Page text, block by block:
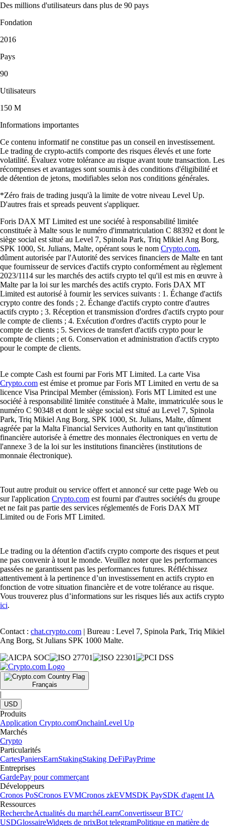
Des millions d'utilisateurs dans plus de 90 pays
Fondation
2016
Pays
90
Utilisateurs
150 M
Informations importantes
Ce contenu informatif ne constitue pas un conseil en investissement.
Le trading de crypto-actifs comporte des risques élevés et une forte
volatilité. Évaluez votre tolérance au risque avant toute transaction. Les
récompenses et avantages sont soumis à des conditions d'éligibilité et
de détention de jetons, modifiables selon nos conditions générales.
*Zéro frais de trading jusqu'à la limite de votre niveau Level Up.
D'autres frais et spreads peuvent s'appliquer.
Foris DAX MT Limited est une société à responsabilité limitée
constituée à Malte sous le numéro d'immatriculation C 88392 et dont le
siège social est situé au Level 7, Spinola Park, Triq Mikiel Ang Borg,
SPK 1000, St. Julians, Malte, opérant sous le nom Crypto.com,
dûment autorisée par l'Autorité des services financiers de Malte en tant
que fournisseur de services d'actifs crypto conformément au règlement
2023/1114 sur les marchés des actifs crypto tel qu'il est mis en œuvre à
Malte par la loi sur les marchés des actifs crypto. Foris DAX MT
Limited est autorisé à fournir les services suivants : 1. Échange d'actifs
crypto contre des fonds ; 2. Échange d'actifs crypto contre d'autres
actifs crypto ; 3. Réception et transmission d'ordres d'actifs crypto pour
le compte de clients ; 4. Exécution d'ordres d'actifs crypto pour le
compte de clients ; 5. Services de transfert d'actifs crypto pour le
compte de clients ; et 6. Conservation et administration d'actifs crypto
pour le compte de clients.
Le compte Cash est fourni par Foris MT Limited. La carte Visa
Crypto.com est émise et promue par Foris MT Limited en vertu de sa
licence Visa Principal Member (émission). Foris MT Limited est une
société à responsabilité limitée constituée à Malte, immatriculée sous le
numéro C 90348 et dont le siège social est situé au Level 7, Spinola
Park, Triq Mikiel Ang Borg, SPK 1000, St. Julians, Malte, dûment
agréée par la Malta Financial Services Authority en tant qu'institution
financière autorisée à émettre des monnaies électroniques en vertu de
l'annexe 3 de la loi sur les institutions financières (institutions de
monnaie électronique).
Tout autre produit ou service offert et annoncé sur cette page Web ou
sur l'application Crypto.com est fourni par d'autres sociétés du groupe
et ne fait pas partie des services réglementés de Foris DAX MT
Limited ou de Foris MT Limited.
Le trading ou la détention d'actifs crypto comporte des risques et peut
ne pas convenir à tout le monde. Veuillez noter que les performances
passées ne garantissent pas les performances futures. Réfléchissez
attentivement à la pertinence d’un investissement en actifs crypto en
fonction de votre situation financière et de votre tolérance au risque.
Vous trouverez plus d’informations sur les risques liés aux actifs crypto
ici.
Contact : chat.crypto.com | Bureau : Level 7, Spinola Park, Triq Mikiel
Ang Borg, St Julians SPK 1000 Malte.
Français
|
USD
Produits
Application Crypto.comOnchainLevel Up
Marchés
Crypto
Particularités
CartesPaniersEarnStakingStaking DeFiPayPrime
Entreprises
GardePay pour commerçant
Développeurs
Cronos PoSCronos EVMCronos zkEVMSDK PaySDK d'agent IA
Ressources
RechercheActualités du marchéLearnConvertisseur BTC/
USDGlossaireWidgets de prixBot telegramPolitique en matière de